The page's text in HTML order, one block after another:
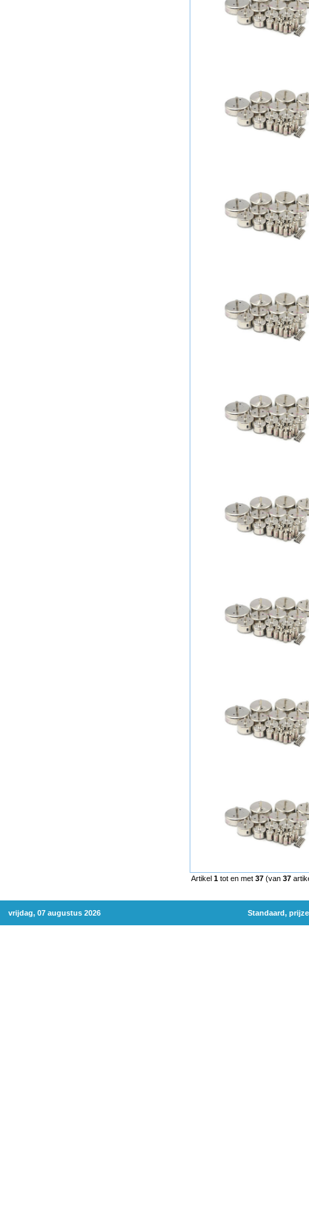
Artikel 1 tot en met 37 (van 37
vrijdag, 07 augustus 2026 Standaard,